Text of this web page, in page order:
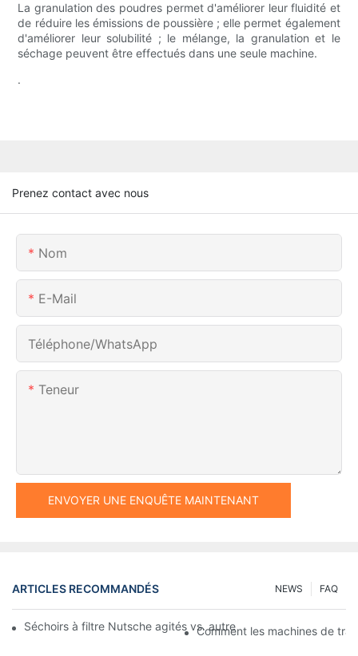
La granulation des poudres permet d'améliorer leur fluidité et
de réduire les émissions de poussière ; elle permet également
d'améliorer leur solubilité ; le mélange, la granulation et le
séchage peuvent être effectués dans une seule machine.
.
Prenez contact avec nous
Nom
E-Mail
Téléphone/WhatsApp
Teneur
ENVOYER UNE ENQUÊTE MAINTENANT
ARTICLES RECOMMANDÉS FAQ
NEWS
Séchoirs à filtre Nutsche agités vs. autres méthodes de
Comment les machines de